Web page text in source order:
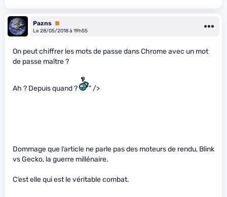
Pazns Premium
Le 28/05/2018 à 19h55
On peut chiffrer les mots de passe dans Chrome avec un mot
de passe maître ?
Ah ? Depuis quand ? " />
Dommage que l’article ne parle pas des moteurs de rendu, Blink
vs Gecko, la guerre millénaire.
C’est elle qui est le véritable combat.